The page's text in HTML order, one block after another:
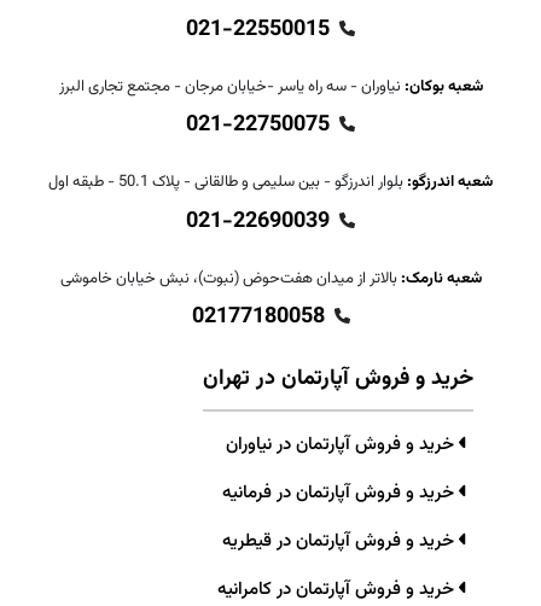
021-22550015
شعبه بوکان: نیاوران - سه راه یاسر -خیابان مرجان - مجتمع تجاری البرز
021-22750075
شعبه اندرزگو: بلوار اندرزگو - بین سلیمی و طالقانی - پلاک 50.1 - طبقه اول
021-22690039
شعبه نارمک: بالاتر از میدان هفت‌حوض (نبوت)، نبش خیابان خاموشی
02177180058
خرید و فروش آپارتمان در تهران
خرید و فروش آپارتمان در نیاوران
خرید و فروش آپارتمان در فرمانیه
خرید و فروش آپارتمان در قیطریه
خرید و فروش آپارتمان در کامرانیه